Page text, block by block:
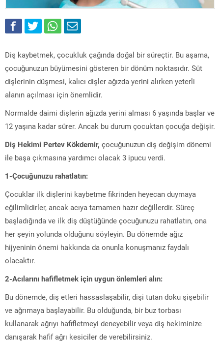
Diş kaybetmek, çocukluk çağında doğal bir süreçtir. Bu aşama,
çocuğunuzun büyümesini gösteren bir dönüm noktasıdır. Süt
dişlerinin düşmesi, kalıcı dişler ağızda yerini alırken yeterli
alanın açılması için önemlidir.
Normalde daimi dişlerin ağızda yerini alması 6 yaşında başlar ve
12 yaşına kadar sürer. Ancak bu durum çocuktan çocuğa değişir.
Diş Hekimi Pertev Kökdemir, çocuğunuzun diş değişim dönemi
ile başa çıkmasına yardımcı olacak 3 ipucu verdi.
1-Çocuğunuzu rahatlatın:
Çocuklar ilk dişlerini kaybetme fikrinden heyecan duymaya
eğilimlidirler, ancak acıya tamamen hazır değillerdir. Süreç
başladığında ve ilk diş düştüğünde çocuğunuzu rahatlatın, ona
her şeyin yolunda olduğunu söyleyin. Bu dönemde ağız
hijyeninin önemi hakkında da onunla konuşmanız faydalı
olacaktır.
2-Acılarını hafifletmek için uygun önlemleri alın:
Bu dönemde, diş etleri hassaslaşabilir, dişi tutan doku şişebilir
ve ağrımaya başlayabilir. Bu olduğunda, bir buz torbası
kullanarak ağrıyı hafifletmeyi deneyebilir veya diş hekiminize
danışarak hafif ağrı kesiciler de verebilirsiniz.